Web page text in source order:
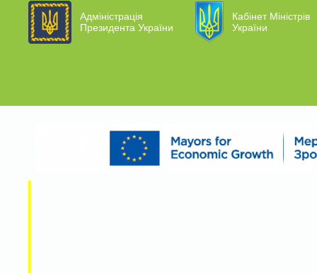
Адміністрація
Президента України
Кабінет Міністрів
України